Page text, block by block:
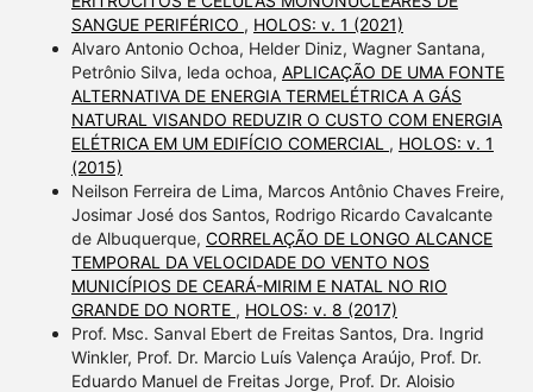
SANGUE PERIFÉRICO , HOLOS: v. 1 (2021)
Alvaro Antonio Ochoa, Helder Diniz, Wagner Santana,
Petrônio Silva, leda ochoa, APLICAÇÃO DE UMA FONTE
ALTERNATIVA DE ENERGIA TERMELÉTRICA A GÁS
NATURAL VISANDO REDUZIR O CUSTO COM ENERGIA
ELÉTRICA EM UM EDIFÍCIO COMERCIAL , HOLOS: v. 1
(2015)
Neilson Ferreira de Lima, Marcos Antônio Chaves Freire,
Josimar José dos Santos, Rodrigo Ricardo Cavalcante
de Albuquerque, CORRELAÇÃO DE LONGO ALCANCE
TEMPORAL DA VELOCIDADE DO VENTO NOS
MUNICÍPIOS DE CEARÁ-MIRIM E NATAL NO RIO
GRANDE DO NORTE , HOLOS: v. 8 (2017)
Prof. Msc. Sanval Ebert de Freitas Santos, Dra. Ingrid
Winkler, Prof. Dr. Marcio Luís Valença Araújo, Prof. Dr.
Eduardo Manuel de Freitas Jorge, Prof. Dr. Aloisio